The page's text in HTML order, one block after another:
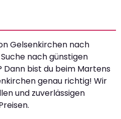
Gelsenkirchen nach
nach günstigen
bist du beim Martens
genau richtig! Wir
und zuverlässigen